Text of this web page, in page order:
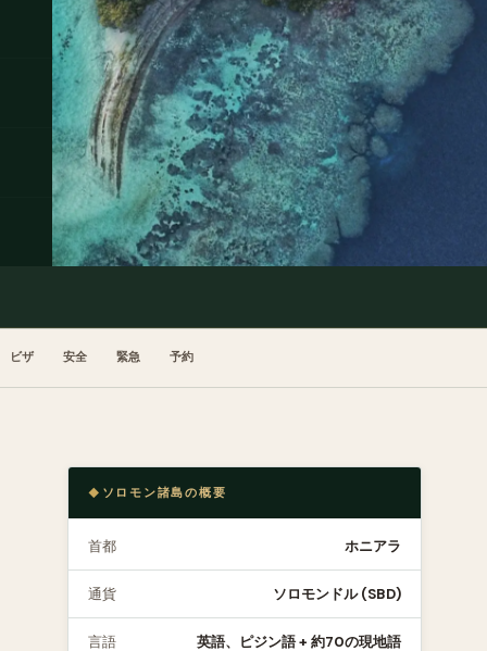
ビザ 安全 緊急 予約
ソロモン諸島の概要
首都 ホニアラ
通貨 ソロモンドル (SBD)
言語 英語、ピジン語 + 約70の現地語